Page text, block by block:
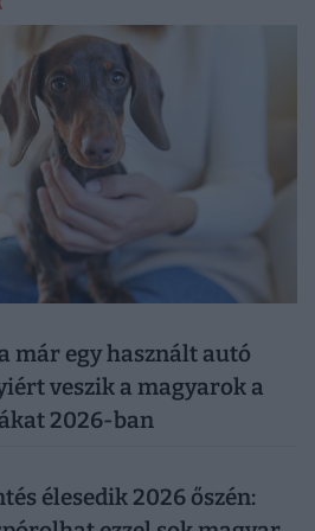
már egy használt autó
veszik a magyarok a
2026-ban
élesedik 2026 őszén: